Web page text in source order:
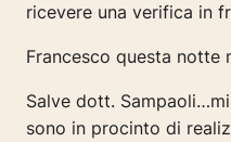
ricevere una verifica in
Francesco questa notte
Salve dott.
sono in procinto di